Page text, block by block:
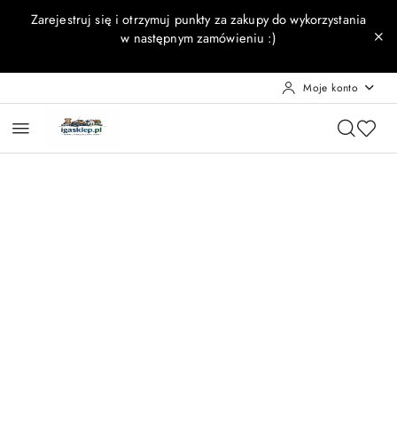
Przejdź do treści głównej
Przejdź do wyszukiwarki
Przejdź do moje konto
Przejdź do menu głównego
Przejdź do opisu produktu
Przejdź do stopki
Zarejestruj się i otrzymuj punkty za zakupy do wykorzystania
w następnym zamówieniu :)
Moje konto